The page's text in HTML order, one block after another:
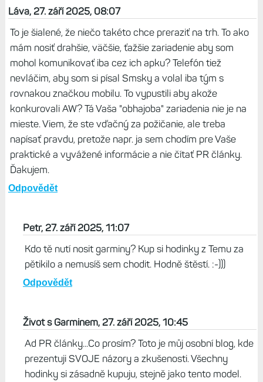
Láva, 27. září 2025, 08:07
To je šialené, že niečo takéto chce preraziť na trh. To ako
mám nosiť drahšie, väčšie, ťažšie zariadenie aby som
mohol komunikovať iba cez ich apku? Telefón tiež
nevláčim, aby som si písal Smsky a volal iba tým s
rovnakou značkou mobilu. To vypustili aby akože
konkurovali AW? Tá Vaša "obhajoba" zariadenia nie je na
mieste. Viem, že ste vďačný za požičanie, ale treba
napísať pravdu, pretože napr. ja sem chodím pre Vaše
praktické a vyvážené informácie a nie čítať PR články.
Ďakujem.
Odpovědět
Petr, 27. září 2025, 11:07
Kdo tě nutí nosit garminy? Kup si hodinky z Temu za
pětikilo a nemusíš sem chodit. Hodně štěstí. :-)))
Odpovědět
Život s Garminem, 27. září 2025, 10:45
Ad PR články...Co prosím? Toto je můj osobní blog, kde
prezentuji SVOJE názory a zkušenosti. Všechny
hodinky si zásadně kupuju, stejně jako tento model.